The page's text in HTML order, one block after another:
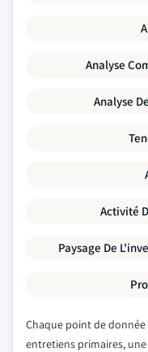
Analyse
Analyse
Activité
Paysage De
Chaque point de
entretiens primaires,